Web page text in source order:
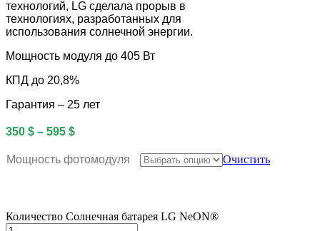
технологий, LG сделала прорыв в
технологиях, разработанных для
использования солнечной энергии.
Мощность модуля до 405 Вт
КПД до 20,8%
Гарантия – 25 лет
350 $ – 595 $
Мощность фотомодуля Очистить
Количество Солнечная батарея LG NeON®